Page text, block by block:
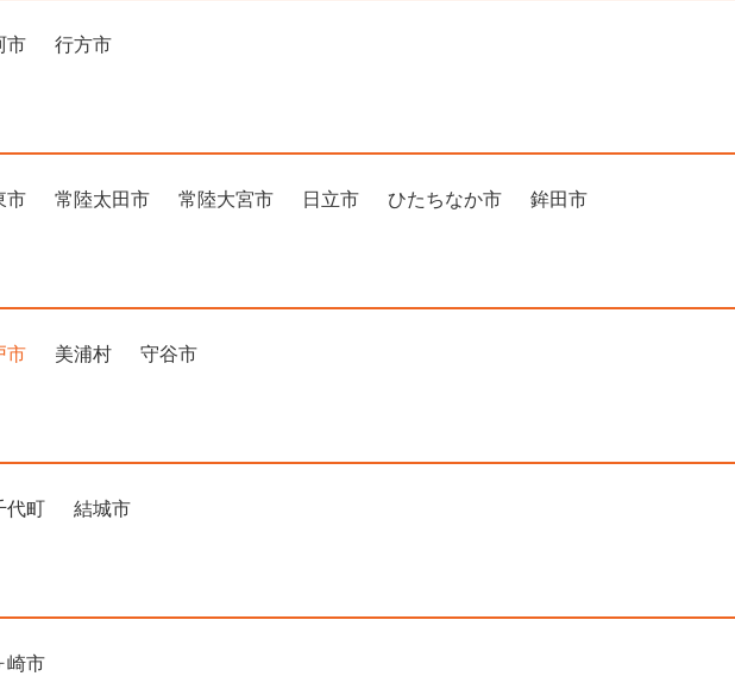
市 行方市
市 常陸太田市 常陸大宮市 日立市 ひたちなか市 鉾田市
市 美浦村 守谷市
代町 結城市
崎市